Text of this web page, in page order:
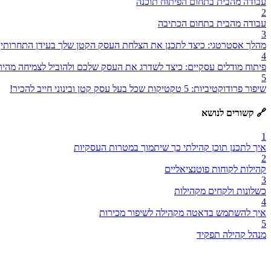
2
עבודה מהבית בתחום הכתיבה
3
מהלך אסטרטגי: כיצד לתכנן את הצלחת העסק הקטן שלך בעידן התחרותי
4
פיתוח מודלים עסקיים: כיצד לשדרג את העסק שלכם ולהוביל לצמיחה
5
שיפור פרודוקטיביות: 5 טקטיקות שכל בעל עסק קטן ובינוני חייב להכיר!
🔗 קשורים לנושא
1
איך לתכנן תוכן קהילתי כך שיתמוך במטרות העסקיות
2
קהילות לקוחות פוטנציאליים
3
כשלונות ולקחים מקהילות
4
איך להשתמש בדאטה מקהילה לשיפור מכירות
5
מנהל קהילה תפקיד